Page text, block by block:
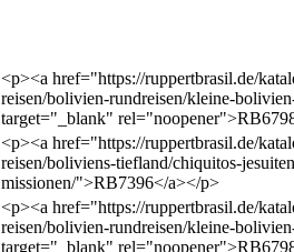
<p><a href="https://ruppertbrasil.de/
reisen/bolivien-rundreisen/kleine-
target="_blank"
<p><a href="https://ruppertbrasil.de/
reisen/boliviens-tiefland/chiquitos-
missionen/">RB7396</a></p>
<p><a href="https://ruppertbrasil.de/
reisen/bolivien-rundreisen/kleine-
target="_blank"